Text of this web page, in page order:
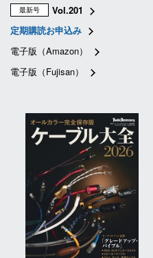
最新号
Vol.201
定期購読お申込み
電子版（Amazon）
電子版（Fujisan）